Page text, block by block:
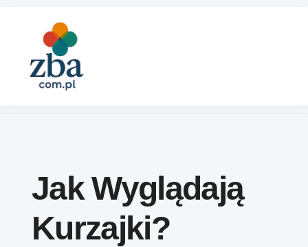
Jak Wyglądają
Kurzajki?